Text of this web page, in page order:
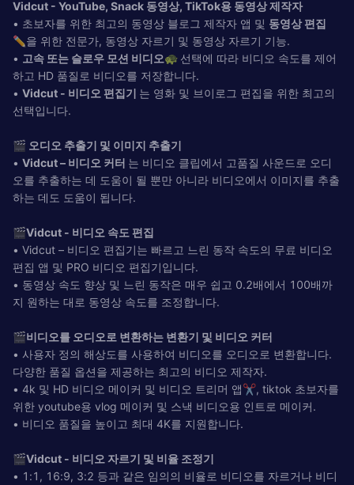
Vidcut - YouTube, Snack 동영상, TikTok용 동영상 제작자
• 초보자를 위한 최고의 동영상 블로그 제작자 앱 및 동영상 편집
✏️을 위한 전문가, 동영상 자르기 및 동영상 자르기 기능.
• 고속 또는 슬로우 모션 비디오🐢 선택에 따라 비디오 속도를 제어
하고 HD 품질로 비디오를 저장합니다.
• Vidcut - 비디오 편집기 는 영화 및 브이로그 편집을 위한 최고의
선택입니다.
🎬 오디오 추출기 및 이미지 추출기
• Vidcut – 비디오 커터 는 비디오 클립에서 고품질 사운드로 오디
오를 추출하는 데 도움이 될 뿐만 아니라 비디오에서 이미지를 추출
하는 데도 도움이 됩니다.
🎬Vidcut - 비디오 속도 편집
• Vidcut – 비디오 편집기는 빠르고 느린 동작 속도의 무료 비디오
편집 앱 및 PRO 비디오 편집기입니다.
• 동영상 속도 향상 및 느린 동작은 매우 쉽고 0.2배에서 100배까
지 원하는 대로 동영상 속도를 조정합니다.
🎬비디오를 오디오로 변환하는 변환기 및 비디오 커터
• 사용자 정의 해상도를 사용하여 비디오를 오디오로 변환합니다.
다양한 품질 옵션을 제공하는 최고의 비디오 제작자.
• 4k 및 HD 비디오 메이커 및 비디오 트리머 앱✂️, tiktok 초보자를
위한 youtube용 vlog 메이커 및 스낵 비디오용 인트로 메이커.
• 비디오 품질을 높이고 최대 4K를 지원합니다.
🎬Vidcut - 비디오 자르기 및 비율 조정기
• 1:1, 16:9, 3:2 등과 같은 임의의 비율로 비디오를 자르거나 비디